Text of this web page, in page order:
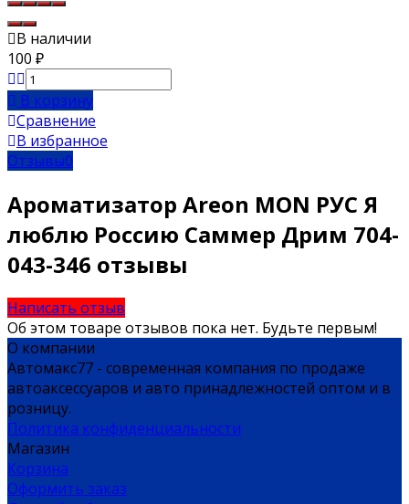
В наличии
100 ₽
В корзину
Сравнение
В избранное
Отзывы0
Ароматизатор Areon MON РУС Я
люблю Россию Саммер Дрим 704-
043-346 отзывы
Написать отзыв
Об этом товаре отзывов пока нет. Будьте первым!
О компании
Автомакс77 - современная компания по продаже
автоаксессуаров и авто принадлежностей оптом и в
розницу.
Политика конфиденциальности
Магазин
Корзина
Оформить заказ